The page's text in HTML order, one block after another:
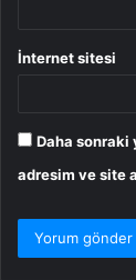
İnternet sitesi
Daha sonraki
adresim ve site